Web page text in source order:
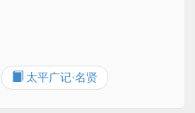
太平广记·名贤